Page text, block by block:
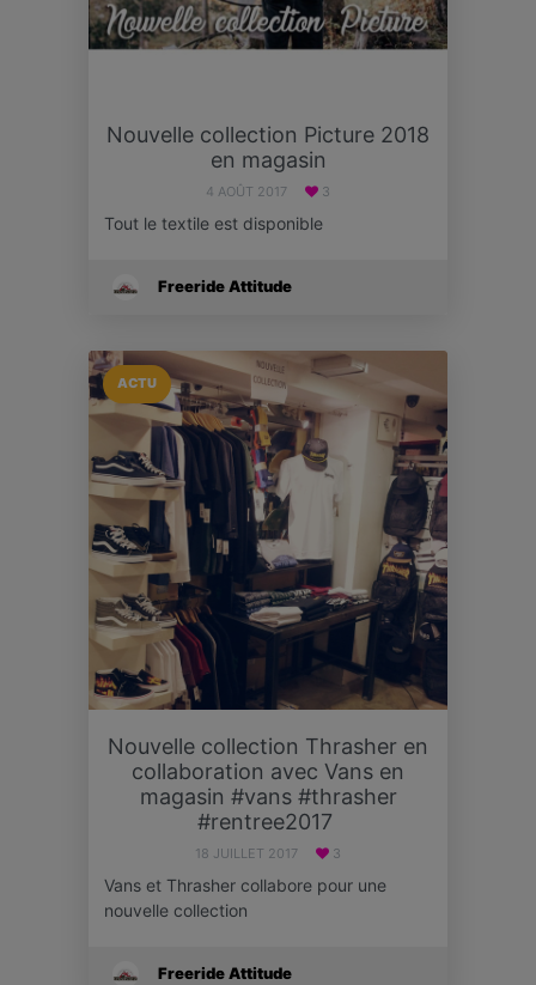
Nouvelle collection Picture 2018
en magasin
4 AOÛT 2017 3
Tout le textile est disponible
Freeride Attitude
ACTU
‪Nouvelle collection Thrasher en
collaboration avec Vans en
magasin #vans #thrasher
#rentree2017 ‬
18 JUILLET 2017 3
Vans et Thrasher collabore pour une
nouvelle collection
Freeride Attitude